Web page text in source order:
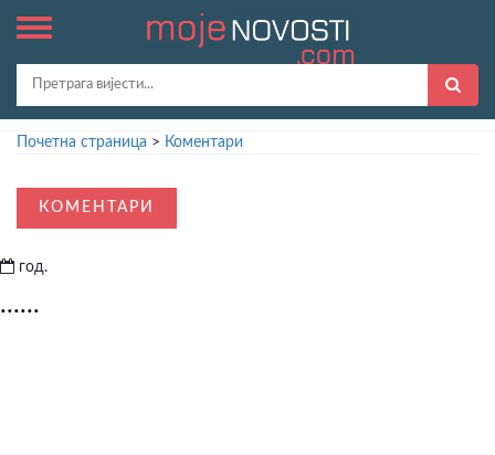
Почетна страница > Коментари
КОМЕНТАРИ
год.
......